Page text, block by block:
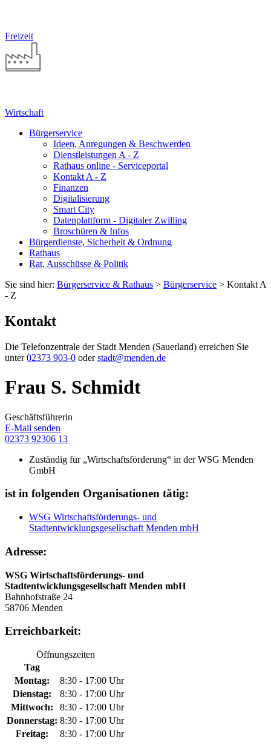
Freizeit
Wirtschaft
Bürgerservice
Ideen, Anregungen & Beschwerden
Dienstleistungen A - Z
Rathaus online - Serviceportal
Kontakt A - Z
Finanzen
Digitalisierung
Smart City
Datenplattform - Digitaler Zwilling
Broschüren & Infos
Bürgerdienste, Sicherheit & Ordnung
Rathaus
Rat, Ausschüsse & Politik
Sie sind hier: Bürgerservice & Rathaus > Bürgerservice > Kontakt A
- Z
Kontakt
Die Telefonzentrale der Stadt Menden (Sauerland) erreichen Sie
unter02373 903-0 oderstadt@menden.de
Frau S. Schmidt
Geschäftsführerin
E-Mail senden
02373 92306 13
Zuständig für „Wirtschaftsförderung“ in der WSG Menden
GmbH
ist in folgenden Organisationen tätig:
WSG Wirtschaftsförderungs- und
Stadtentwicklungsgesellschaft Menden mbH
Adresse:
WSG Wirtschaftsförderungs- und
Stadtentwicklungsgesellschaft Menden mbH
Bahnhofstraße 24
58706 Menden
Erreichbarkeit:
Öffnungszeiten
Tag
Montag:
8:30 - 17:00 Uhr
Dienstag:
8:30 - 17:00 Uhr
Mittwoch:
8:30 - 17:00 Uhr
Donnerstag: 8:30 - 17:00 Uhr
Freitag:
8:30 - 17:00 Uhr